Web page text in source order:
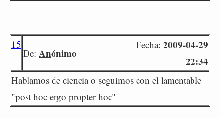
15
De: Anónimo
Fecha: 2009-04-29
22:34
Hablamos de ciencia o seguimos con el lamentable
"post hoc ergo propter hoc"